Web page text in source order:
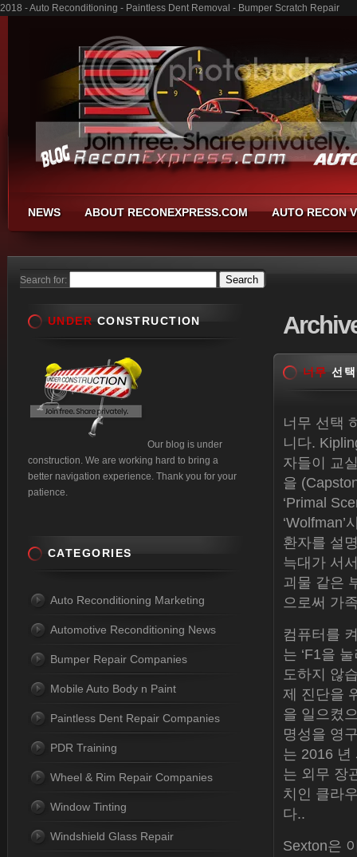
2018 - Auto Reconditioning - Paintless Dent Removal - Bumper Scratch Repair
NEWS ABOUT RECONEXPRESS.COM AUTO RECON
Search for:
너무 선
너무 선택
니다.
자들이 교
을
‘Primal
환자를 설
늑대가 서
괴물 같은
으로써 가
컴퓨터를
는 ‘F1을
도하지 않
제 진단을
을 일으켰
명성을 영
는 2016 년
는 외무 장
치인 클라
다..
Sexton은
UNDER CONSTRUCTION
Our blog is under
construction. We are working hard to bring a
better navigation experience. Thank you for your
patience.
CATEGORIES
Auto Reconditioning Marketing
Automotive Reconditioning News
Bumper Repair Companies
Mobile Auto Body n Paint
Paintless Dent Repair Companies
PDR Training
Wheel & Rim Repair Companies
Window Tinting
Windshield Glass Repair